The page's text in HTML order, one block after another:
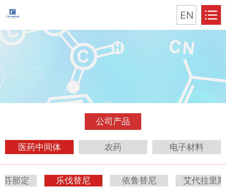
EN
公司产品
医药中间体 农药 电子材料
芬那定 乐伐替尼 依鲁替尼 艾代拉里斯